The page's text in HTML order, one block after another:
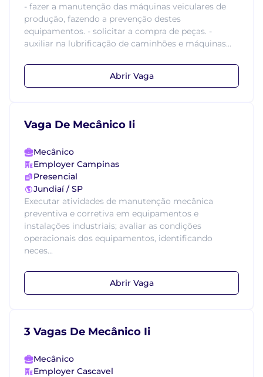
- fazer a manutenção das máquinas veiculares de
produção, fazendo a prevenção destes
equipamentos. - solicitar a compra de peças. -
auxiliar na lubrificação de caminhões e máquinas...
Abrir Vaga
Vaga De Mecânico Ii
Mecânico
Employer Campinas
Presencial
Jundiaí / SP
Executar atividades de manutenção mecânica
preventiva e corretiva em equipamentos e
instalações industriais; avaliar as condições
operacionais dos equipamentos, identificando
neces...
Abrir Vaga
3 Vagas De Mecânico Ii
Mecânico
Employer Cascavel